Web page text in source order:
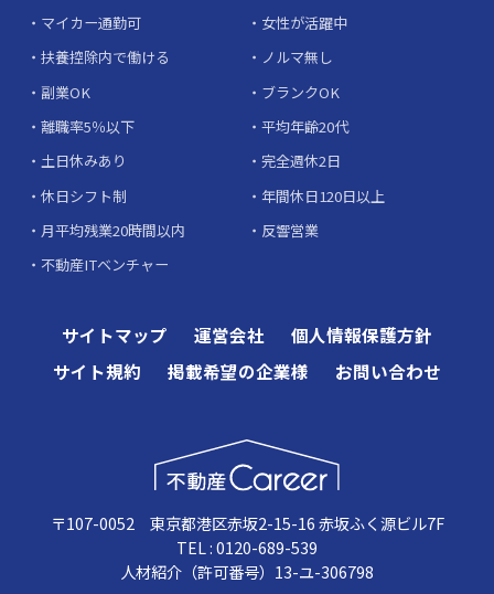
マイカー通勤可
女性が活躍中
扶養控除内で働ける
ノルマ無し
副業OK
ブランクOK
離職率5％以下
平均年齢20代
土日休みあり
完全週休2日
休日シフト制
年間休日120日以上
月平均残業20時間以内
反響営業
不動産ITベンチャー
サイトマップ 運営会社
個人情報保護方針
サイト規約
掲載希望の企業様 お問い合わせ
〒107-0052 東京都港区赤坂2-15-16 赤坂ふく源ビル7F
TEL : 0120-689-539
人材紹介（許可番号）13-ユ-306798